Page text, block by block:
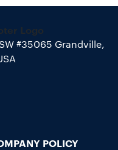
#35065 Grandville,
POLICY